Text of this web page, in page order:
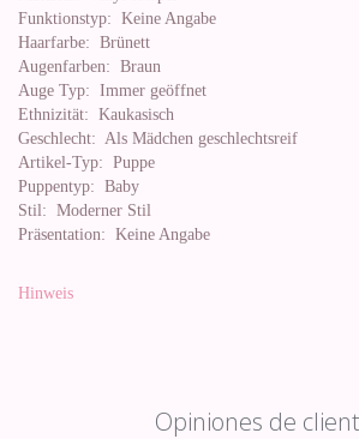
Funktionstyp: Keine Angabe
Haarfarbe: Brünett
Augenfarben: Braun
Auge Typ: Immer geöffnet
Ethnizität: Kaukasisch
Geschlecht: Als Mädchen geschlechtsreif
Artikel-Typ: Puppe
Puppentyp: Baby
Stil: Moderner Stil
Präsentation: Keine Angabe
Hinweis
Opiniones de